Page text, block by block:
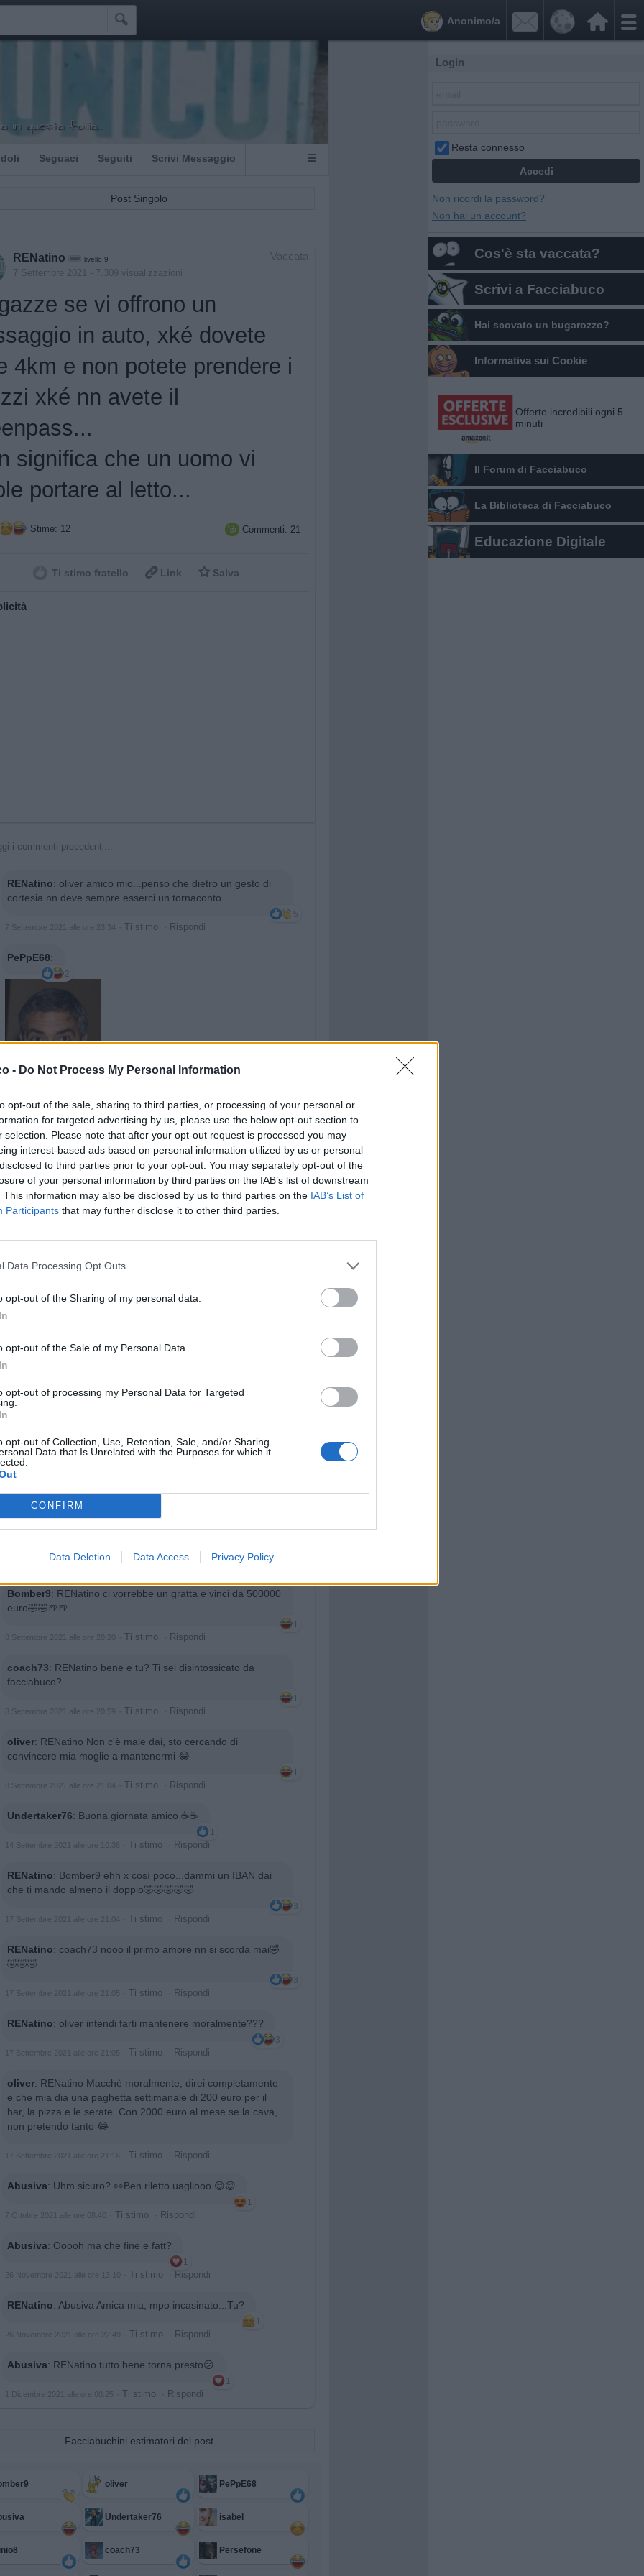
- Do Not Process My Personal Information
opt-out of the sale, sharing to third parties, or processing of your personal or
for targeted advertising by us, please use the below opt-out section to
selection. Please note that after your opt-out request is processed you may
interest-based ads based on personal information utilized by us or personal
to third parties prior to your opt-out. You may separately opt-out of the
of your personal information by third parties on the IAB’s list of downstream
This information may also be disclosed by us to third parties on the IAB’s List of
Participants that may further disclose it to other third parties.
Data Processing Opt Outs
opt-out of the Sharing of my personal data.
opt-out of the Sale of my Personal Data.
opt-out of processing my Personal Data for Targeted
opt-out of Collection, Use, Retention, Sale, and/or Sharing
Data that Is Unrelated with the Purposes for which it
CONFIRM
Data Deletion Data Access Privacy Policy
 

Anonimo/a
in questa follia...
Seguaci Seguiti Scrivi Messaggio ☰
Post Singolo
Vaccata
RENatino livello 9
7 Settembre 2021 - 7.309 visualizzazioni
se vi offrono un
in auto, xké dovete
4km e non potete prendere i
xké nn avete il
significa che un uomo vi
portare al letto...
Stime: 12  Commenti: 21
Ti stimo fratello  Link  Salva
i commenti precedenti...
RENatino: oliver amico mio...penso che dietro un gesto di
cortesia nn deve sempre esserci un tornaconto
5
7 Settembre 2021 alle ore 23:34 Ti stimo Rispondi
PePpE68:
2
7 Settembre 2021 alle ore 23:35·Ti stimo·Rispondi
oliver:RENatino Ma infatti...
1
7 Settembre 2021 alle ore 23:36· Ti stimo·Rispondi
mistero...
8 Settembre 2021 alle ore 00:55
sparando subito una grande cazzata😂😂😂 ciao burdel,
ben ritrovato 🤗🤗🤗
RENatino:coach73 Bomber9 oliver Ciao Amico, come
8 Settembre 2021 alle ore 20:16 · Ti stimo ·Rispondi
Bomber9: RENatino ci vorrebbe un gratta e vinci da 500000
euro🤣🤣🍺🍺
1
8 Settembre 2021 alle ore 20:20 Ti stimo Rispondi
coach73: RENatino bene e tu? Ti sei disintossicato da
facciabuco?
1
8 Settembre 2021 alle ore 20:59 Ti stimo Rispondi
oliver: RENatino Non c'è male dai, sto cercando di
convincere mia moglie a mantenermi 😂
1
8 Settembre 2021 alle ore 21:04 Ti stimo Rispondi
Undertaker76: Buona giornata amico ☕☕
1
14 Settembre 2021 alle ore 10:36 Ti stimo Rispondi
RENatino: Bomber9 ehh x così poco...dammi un IBAN dai
che ti mando almeno il doppio🤣🤣🤣🤣🤣
3
17 Settembre 2021 alle ore 21:04 Ti stimo Rispondi
RENatino: coach73 nooo il primo amore nn si scorda mai🤣
🤣🤣🤣
3
17 Settembre 2021 alle ore 21:05 Ti stimo Rispondi
RENatino: oliver intendi farti mantenere moralmente???
3
17 Settembre 2021 alle ore 21:05 Ti stimo Rispondi
oliver: RENatino Macchè moralmente, direi completamente
e che mia dia una paghetta settimanale di 200 euro per il
bar, la pizza e le serate. Con 2000 euro al mese se la cava,
non pretendo tanto 😂
17 Settembre 2021 alle ore 21:16 Ti stimo Rispondi
Abusiva: Uhm sicuro? 👀Ben riletto uagliooo 😊😊
1
7 Ottobre 2021 alle ore 08:40 Ti stimo Rispondi
Abusiva: Ooooh ma che fine e fatt?
1
26 Novembre 2021 alle ore 13:10 Ti stimo Rispondi
RENatino: Abusiva Amica mia, mpo incasinato...Tu?
1
26 Novembre 2021 alle ore 22:49 Ti stimo Rispondi
Abusiva: RENatino tutto bene.torna presto😕
1
1 Dicembre 2021 alle ore 00:25 Ti stimo Rispondi
Facciabuchini estimatori del post
oliver PePpE68
Undertaker76 isabel
coach73 Persefone
Login
Resta connesso
Non ricordi la password?
Non hai un account?
Cos'è sta vaccata?
Scrivi a Facciabuco
Hai scovato un bugarozzo?
Informativa sui Cookie
Offerte incredibili ogni 5
minuti
Il Forum di Facciabuco
La Biblioteca di Facciabuco
Educazione Digitale